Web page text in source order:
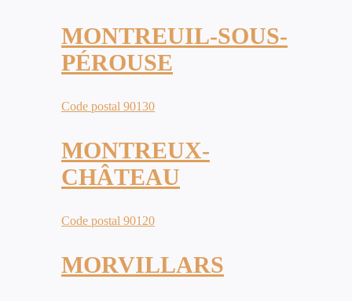
MONTREUIL-SOUS-
PÉROUSE
Code postal 90130
MONTREUX-
CHÂTEAU
Code postal 90120
MORVILLARS